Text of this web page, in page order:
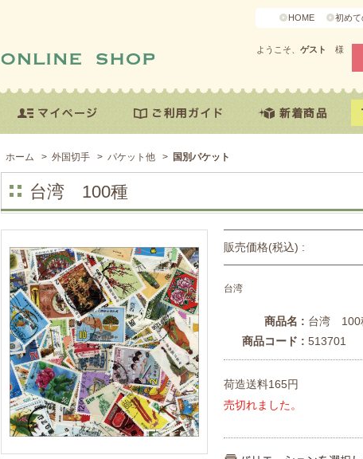
HOME 初め
ようこそ、 ゲスト 様
ホーム > 外国切手 > パケット他 > 国別パケット
台湾 100種
販売価格(税込) :
台湾
商品名 : 台湾 100
商品コード : 513701
荷造送料165円
売切れました。